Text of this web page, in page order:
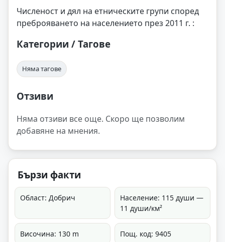
Численост и дял на етническите групи според
преброяването на населението през 2011 г. :
Категории / Тагове
Няма тагове
Отзиви
Няма отзиви все още. Скоро ще позволим
добавяне на мнения.
Бързи факти
Област: Добрич
Население: 115 души —
11 души/км²
Височина: 130 m Пощ. код: 9405